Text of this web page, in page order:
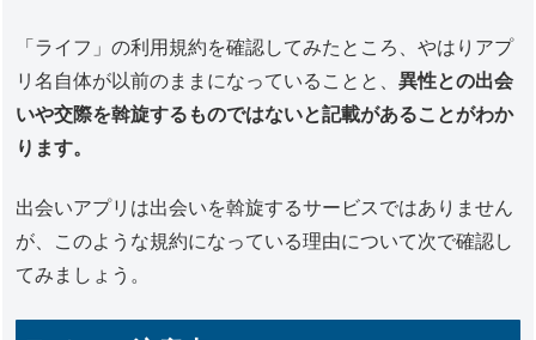
「ライフ」の利用規約を確認してみたところ、やはりアプ
リ名自体が以前のままになっていることと、異性との出会
いや交際を斡旋するものではないと記載があることがわか
ります。
出会いアプリは出会いを斡旋するサービスではありません
が、このような規約になっている理由について次で確認し
てみましょう。